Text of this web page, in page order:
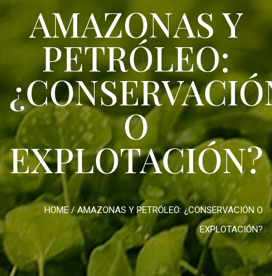
AMAZONAS Y
PETRÓLEO:
O
EXPLOTACIÓN?
HOME / AMAZONAS Y PETRÓLEO: ¿CONSERVACIÓN O
EXPLOTACIÓN?